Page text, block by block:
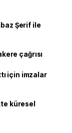
Şerif ile
çağrısı
için imzalar
küresel